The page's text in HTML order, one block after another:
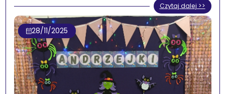
Czytaj dalej >>
28/11/2025